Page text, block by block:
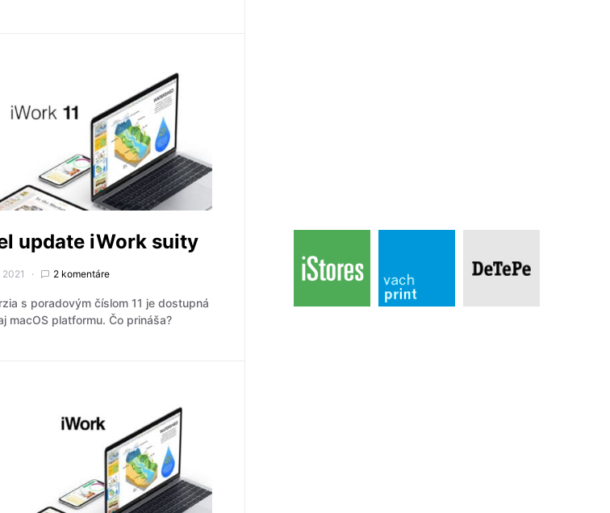
update iWork suity
2 komentáre
s poradovým číslom 11 je dostupná
macOS platformu. Čo prináša?